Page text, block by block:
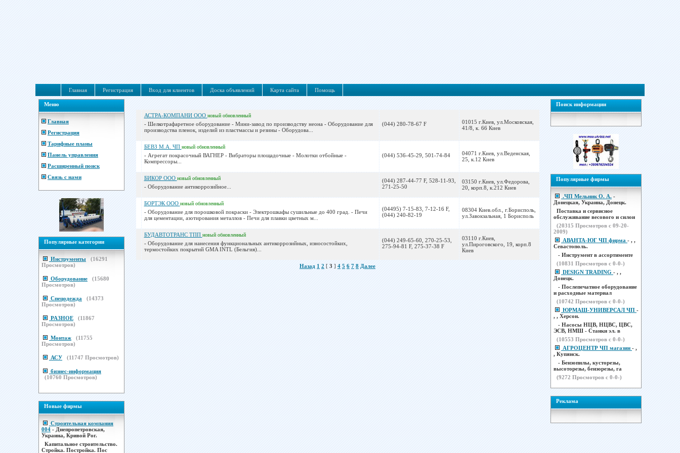
Главная Регистрация Вход для клиентов Доска объявлений Карта сайта Помощь
Меню
Главная
Регистрация
Тарифные планы
Панель управления
Расширенный поиск
Связь с нами
Популярные категории
Инструменты (16291
Просмотров)
Оборудование (15680
Просмотров)
Спецодежда (14373
Просмотров)
РАЗНОЕ (11867
Просмотров)
Монтаж (11755
Просмотров)
АСУ (11747 Просмотров)
бизнес-информация
(10760 Просмотров)
Новые фирмы
Строительная компания
004 - Днепропетровская,
Украина, Кривой Рог.
Капитальное строительство.
Стройка. Постройка. Пос
АСТРА-КОМПАНИ ООО новый обновленный
- Шелкотрафаретное оборудование - Мини-завод по производству неона - Оборудование для
производства пленок, изделий из пластмассы и резины - Оборудова...
(044) 280-78-67 F
01015 г.Киев, ул.Московская,
41/8, к. 66 Киев
БЕВЗ М.А. ЧП новый обновленный
- Агрегат покрасочный ВАГНЕР - Вибраторы площадочные - Молотки отбойные -
Компрессоры...
(044) 536-45-29, 501-74-84
04071 г.Киев, ул.Веденская,
25, к.12 Киев
БИКОР ООО новый обновленный
- Оборудование антикоррозийное...
(044) 287-44-77 F, 528-11-93,
271-25-50
03150 г.Киев, ул.Федорова,
20, корп.8, к.212 Киев
БОРТЭК ООО новый обновленный
- Оборудование для порошковой покраски - Электрошкафы сушильные до 400 град. - Печи
для цементации, азотирования металлов - Печи для плавки цветных м...
(04495) 7-15-83, 7-12-16 F,
(044) 240-82-19
08304 Киев.обл., г.Борисполь,
ул.Завокзальная, 1 Борисполь
БУДАВТОТРАНС ТПП новый обновленный
- Оборудование для нанесения функциональных антикоррозийных, износостойких,
термостойких покрытий GMA INTL (Бельгия)...
(044) 249-65-60, 270-25-53,
275-94-81 F, 275-37-38 F
03110 г.Киев,
ул.Пироговского, 19, корп.8
Киев
Назад 1 2 [ 3 ] 4 5 6 7 8 Далее
Поиск информации
Популярные фирмы
.ЧП Мельник О. А. -
Донецкая, Украина, Донецк.
Поставка и сервисное
обслуживание весового и силои
(20315 Просмотров с 09-20-
2009)
АВАНТА-ЮГ ЧП фирма - , ,
Севастополь.
- Инструмент в ассортименте
(10831 Просмотров с 0-0-)
DESIGN TRADING - , ,
Донецк.
- Послепечатное оборудование
и расходные материал
(10742 Просмотров с 0-0-)
ЮРМАШ-УНИВЕРСАЛ ЧП -
, , Херсон.
- Насосы НЦВ, НЦВС, ЦВС,
ЭСВ, НМШ - Станки эл. в
(10553 Просмотров с 0-0-)
АГРОЦЕНТР ЧП магазин - ,
, Купянск.
- Бензопилы, кусторезы,
высоторезы, бензорезы, га
(9272 Просмотров с 0-0-)
Реклама